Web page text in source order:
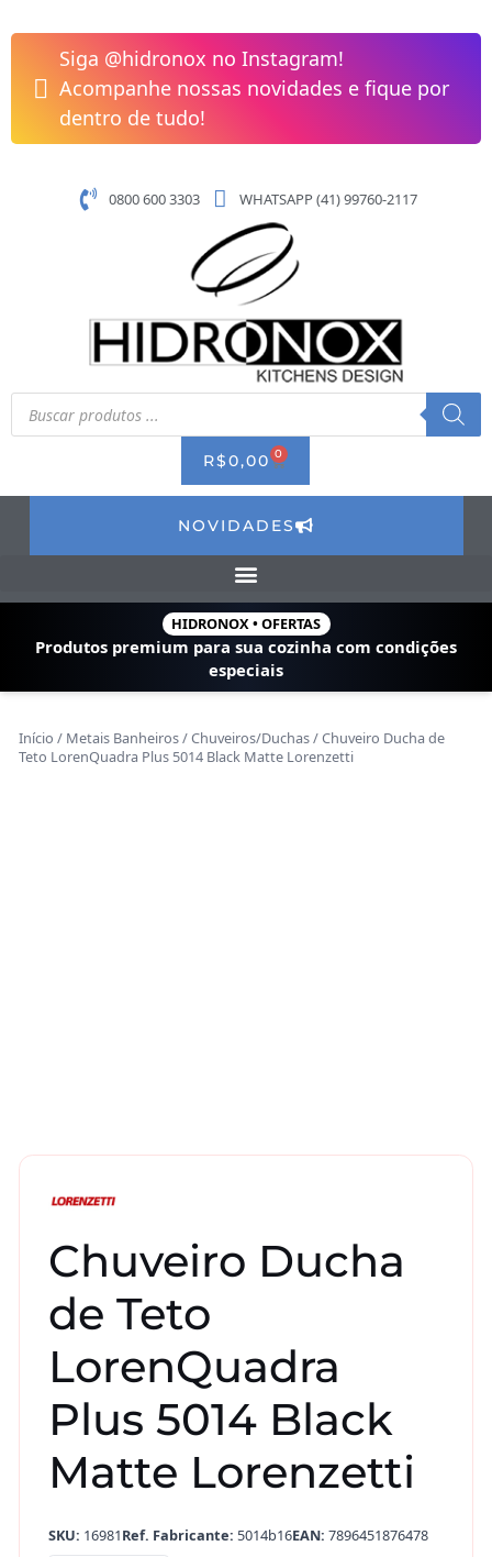
para
conteúdo
Siga @hidronox no Instagram!
Acompanhe nossas novidades e fique por
dentro de tudo!
0800 600 3303 WHATSAPP (41) 99760-2117
Pesquisar
produtos
R$0,00 0 CART
NOVIDADES
HIDRONOX • OFERTAS
Produtos premium para sua cozinha com condições
especiais
Início / Metais Banheiros/Chuveiros/Duchas/ Chuveiro Ducha de
Teto LorenQuadra Plus 5014 Black Matte Lorenzetti
Chuveiro Ducha
de Teto
LorenQuadra
Plus 5014 Black
Matte Lorenzetti
SKU: 16981Ref. Fabricante: 5014b16EAN: 7896451876478